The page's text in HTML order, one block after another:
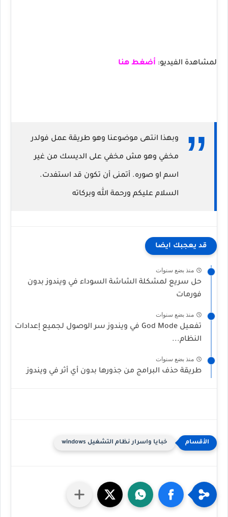
لمشاهدة الفيديو: أضغط هنا
وبهذا انتهى موضوعنا وهو طريقة عمل فولدر
مخفي وهو مش مخفي على الديسك من غير
اسم او صوره. أتمنى أن تكون قد استفدت.
السلام عليكم ورحمة الله وبركاته
قد يعجبك ايضا
منذ بضع سنوات
حل سريع لمشكلة الشاشة السوداء في ويندوز بدون
فورمات
منذ بضع سنوات
تفعيل God Mode في ويندوز سر الوصول لجميع إعدادات
النظام...
منذ بضع سنوات
طريقة حذف البرامج من جذورها بدون أي أثر في ويندوز
خبايا واسرار نظام التشغيل windows